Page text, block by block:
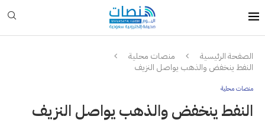
الصفحة الرئيسية
منصات محلية
النفط ينخفض والذهب يواصل النزيف
منصات محلية
النفط ينخفض والذهب يواصل النزيف